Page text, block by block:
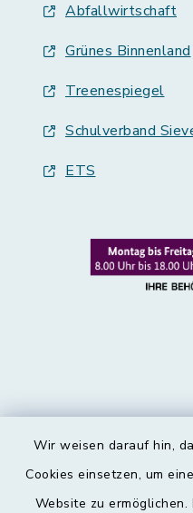
Wir weisen darauf hin,
Cookies einsetzen, um
Website zu
Abfallwirtschaft
Grünes Binnenland
Treenespiegel
Schulverband
ETS